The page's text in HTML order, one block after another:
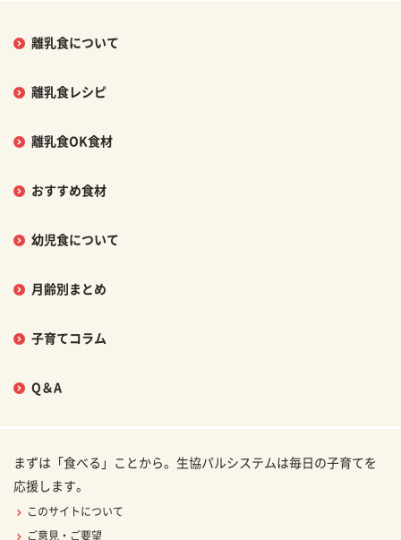
離乳食について
離乳食レシピ
離乳食OK食材
おすすめ食材
幼児食について
月齢別まとめ
子育てコラム
Q＆A
まずは「食べる」ことから。生協パルシステムは毎日の子育てを
応援します。
このサイトについて
ご意見・ご要望